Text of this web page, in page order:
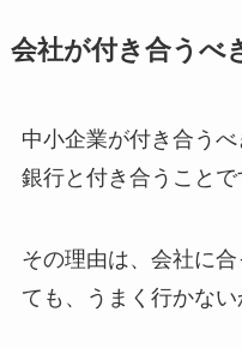
会社が付き合うべ
中小企業が付き合う
銀行と付き合うことで
その理由は、会社に
ても、うまく行かない